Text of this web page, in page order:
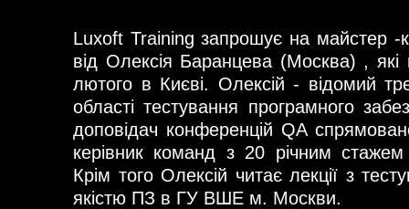
Luxoft Training запрошує на майстер -
від Олексія Баранцева (Москва) ,
лютого в Києві. Олексій - відомий
області тестування програмного
доповідач конференцій QA
керівник команд з 20 річним
Крім того Олексій читає лекції з
якістю ПЗ в ГУ ВШЕ м. Москви.